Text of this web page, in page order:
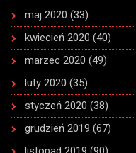
maj 2020 (33)
kwiecień 2020 (40)
marzec 2020 (49)
luty 2020 (35)
styczeń 2020 (38)
grudzień 2019 (67)